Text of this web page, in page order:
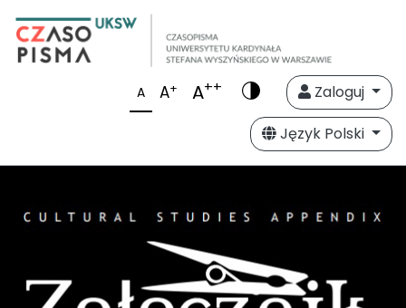
A A+ A++
Zaloguj
Język Polski